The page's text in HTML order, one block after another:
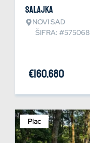
Salajka
NOVI SAD
ŠIFRA: #575068
€160.680
Plac